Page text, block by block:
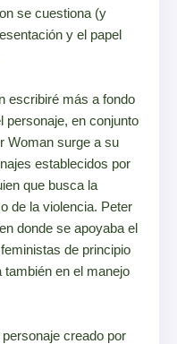
se cuestiona (y
y el papel
escribiré más a fondo
personaje, en conjunto
Woman surge a su
establecidos por
que busca la
de la violencia. Peter
donde se apoyaba el
de principio
en el manejo
creado por